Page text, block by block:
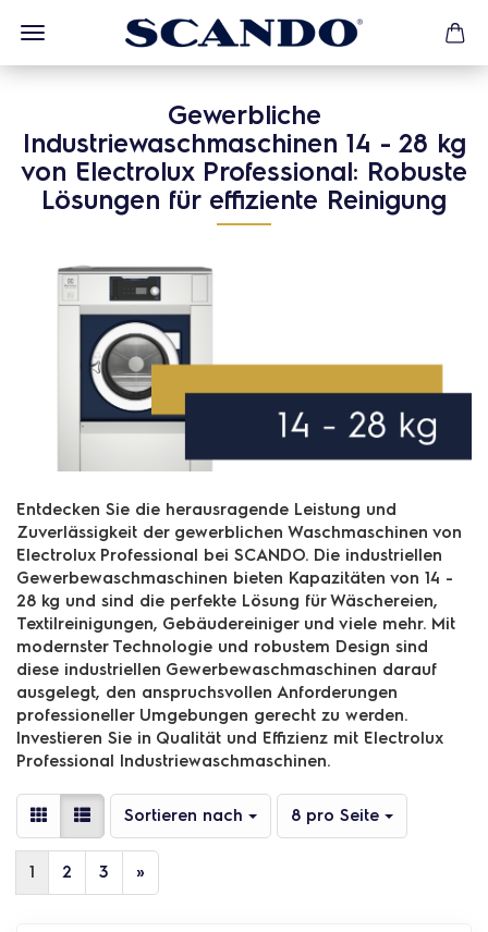
Gewerbliche
Industriewaschmaschinen 14 - 28 kg
von Electrolux Professional: Robuste
Lösungen für effiziente Reinigung
Entdecken Sie die herausragende Leistung und
Zuverlässigkeit der gewerblichen Waschmaschinen von
Electrolux Professional bei SCANDO. Die industriellen
Gewerbewaschmaschinen bieten Kapazitäten von 14 -
28 kg und sind die perfekte Lösung für Wäschereien,
Textilreinigungen, Gebäudereiniger und viele mehr. Mit
modernster Technologie und robustem Design sind
diese industriellen Gewerbewaschmaschinen darauf
ausgelegt, den anspruchsvollen Anforderungen
professioneller Umgebungen gerecht zu werden.
Investieren Sie in Qualität und Effizienz mit Electrolux
Professional Industriewaschmaschinen.
Sortieren nach
Sortieren nach 8 pro Seite
pro Seite
1 2 3 »